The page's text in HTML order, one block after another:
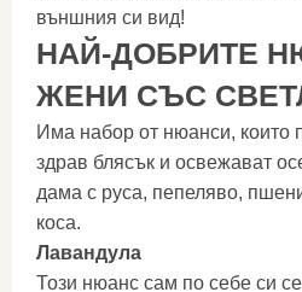
външния си вид!
НАЙ-ДОБРИТЕ
ЖЕНИ СЪС
Има набор от нюанси, които
здрав блясък и освежават
дама с руса, пепеляво,
коса.
Лавандула
Този нюанс сам по себе си